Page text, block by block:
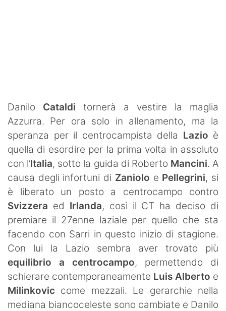
Danilo Cataldi tornerà a vestire la maglia
Azzurra. Per ora solo in allenamento, ma la
speranza per il centrocampista della Lazio è
quella di esordire per la prima volta in assoluto
con l’Italia, sotto la guida di Roberto Mancini. A
causa degli infortuni di Zaniolo e Pellegrini, si
è liberato un posto a centrocampo contro
Svizzera ed Irlanda, così il CT ha deciso di
premiare il 27enne laziale per quello che sta
facendo con Sarri in questo inizio di stagione.
Con lui la Lazio sembra aver trovato più
equilibrio a centrocampo, permettendo di
schierare contemporaneamente Luis Alberto e
Milinkovic come mezzali. Le gerarchie nella
mediana biancoceleste sono cambiate e Danilo